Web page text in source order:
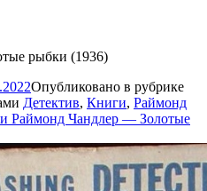
рыбки (1936)
Опубликовано в рубрике
Детектив, Книги, Раймонд
Раймонд Чандлер — Золотые